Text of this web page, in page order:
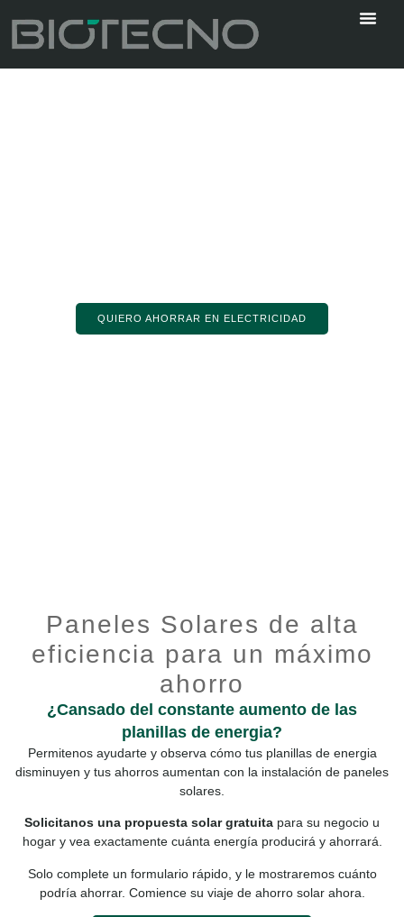
QUIERO AHORRAR EN ELECTRICIDAD
Paneles Solares de alta
eficiencia para un máximo
ahorro
¿Cansado del constante aumento de las
planillas de energia?
Permitenos ayudarte y observa cómo tus planillas de energia
disminuyen y tus ahorros aumentan con la instalación de paneles
solares.
Solicitanos una propuesta solar gratuita para su negocio u
hogar y vea exactamente cuánta energía producirá y ahorrará.
Solo complete un formulario rápido, y le mostraremos cuánto
podría ahorrar. Comience su viaje de ahorro solar ahora.